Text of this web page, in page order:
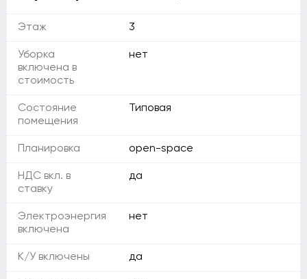
Этаж 3
Уборка
включена в
стоимость
нет
Состояние
помещения
Типовая
Планировка open-space
НДС вкл. в
ставку
да
Электроэнергия
включена
нет
К/У включены да